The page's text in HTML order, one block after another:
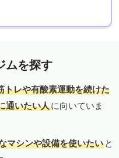
ムを探す
トレや有酸素運動を続けた
通いたい人に向いていま
マシンや設備を使いたい と